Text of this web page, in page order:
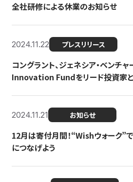
全社研修による休業のお知らせ
2024.11.22 プレスリリース
コングラント、ジェネシア・ベンチ
Innovation Fundをリード投資家
2024.11.21 お知らせ
12月は寄付月間！“Wishウォーク”
につなげよう